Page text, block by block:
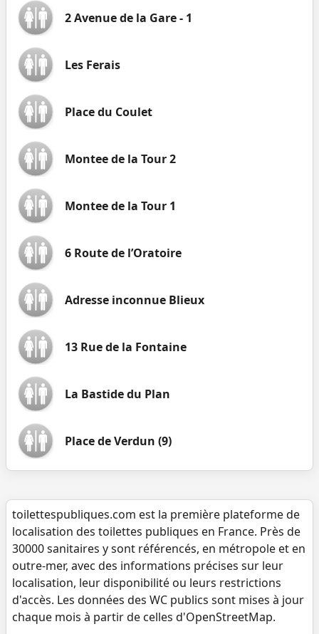
2 Avenue de la Gare - 1
Les Ferais
Place du Coulet
Montee de la Tour 2
Montee de la Tour 1
6 Route de l’Oratoire
Adresse inconnue Blieux
13 Rue de la Fontaine
La Bastide du Plan
Place de Verdun (9)
toilettespubliques.com est la première plateforme de
localisation des toilettes publiques en France. Près de
30000 sanitaires y sont référencés, en métropole et en
outre-mer, avec des informations précises sur leur
localisation, leur disponibilité ou leurs restrictions
d'accès. Les données des WC publics sont mises à jour
chaque mois à partir de celles d'OpenStreetMap.